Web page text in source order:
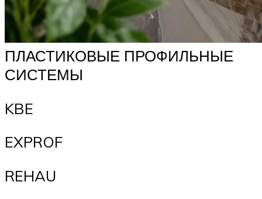
ПЛАСТИКОВЫЕ ПРОФИЛЬНЫЕ
СИСТЕМЫ
KBE
EXPROF
REHAU